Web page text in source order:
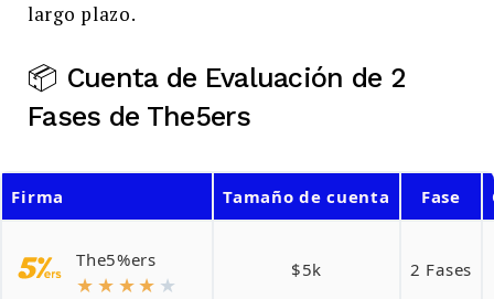
largo plazo.
📦 Cuenta de Evaluación de 2
Fases de The5ers
Firma Tamaño de cuenta Fase
The5%ers
★ ★ ★★ ★
$5k 2 Fases